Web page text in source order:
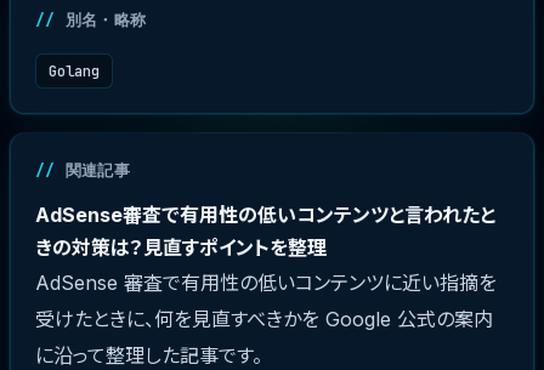
別名・略称
Golang
関連記事
AdSense審査で有用性の低いコンテンツと言われたと
きの対策は？見直すポイントを整理
AdSense 審査で有用性の低いコンテンツに近い指摘を
受けたときに、何を見直すべきかを Google 公式の案内
に沿って整理した記事です。